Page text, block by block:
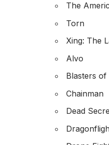
The
Torn
Xing: The
Alvo
Blasters
Chainman
Dead